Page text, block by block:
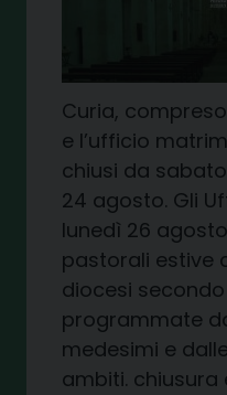
Curia,
e l’ufficio
chiusi da
24 agosto. Gli
lunedì 26
pastorali estive
diocesi
programmate
medesimi e
ambiti. chiusura